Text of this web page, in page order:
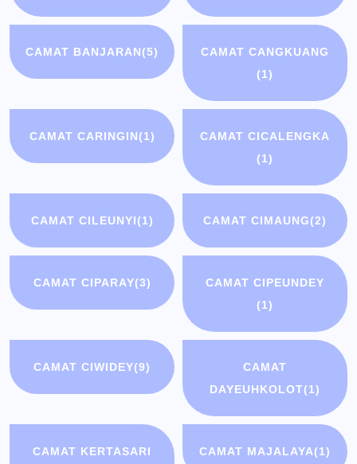
CAMAT BANJARAN(5)
CAMAT CANGKUANG
(1)
CAMAT CARINGIN(1)
CAMAT CICALENGKA
(1)
CAMAT CILEUNYI(1) CAMAT CIMAUNG(2)
CAMAT CIPARAY(3)
CAMAT CIPEUNDEY
(1)
CAMAT CIWIDEY(9)
CAMAT
DAYEUHKOLOT(1)
CAMAT KERTASARI CAMAT MAJALAYA(1)